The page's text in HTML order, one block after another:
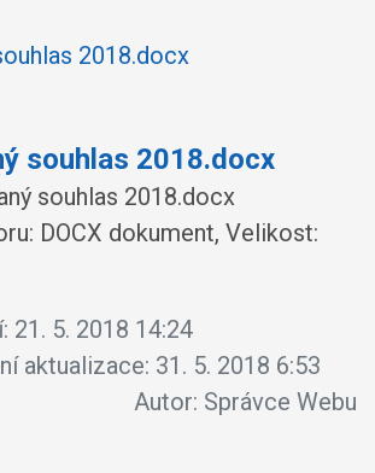
2018.docx
souhlas 2018.docx
souhlas 2018.docx
DOCX dokument, Velikost:
21. 5. 2018 14:24
aktualizace: 31. 5. 2018 6:53
Autor: Správce Webu